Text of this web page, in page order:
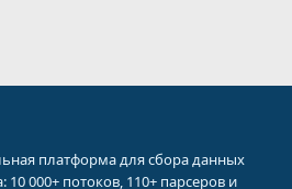
платформа для сбора данных
000+ потоков, 110+ парсеров и